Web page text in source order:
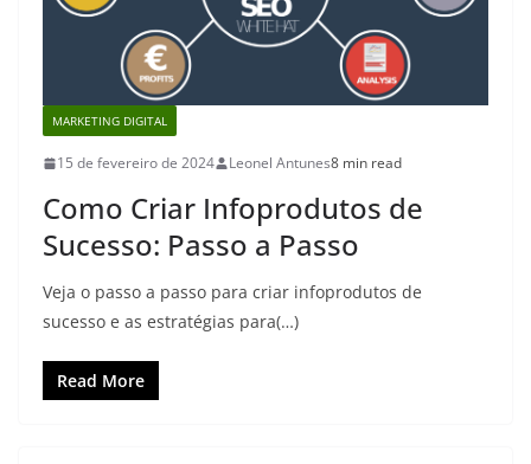
MARKETING DIGITAL
15 de fevereiro de 2024 Leonel Antunes8 min read
Como Criar Infoprodutos de
Sucesso: Passo a Passo
Veja o passo a passo para criar infoprodutos de
sucesso e as estratégias para(…)
Read More